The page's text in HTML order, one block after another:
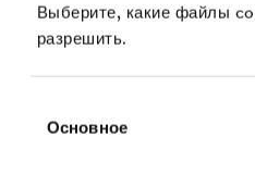
Выберите, какие файлы
разрешить.
согласия
Основное
др.). Также лента не
выполнения
стенам из кирпича,
подобных
ленты из бумаги не